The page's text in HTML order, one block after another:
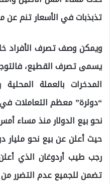
تذبذبات في الأسعار تنم عن
ويمكن وصف تصرف الأفراد
يسمى تصرف القطيع،
المدخرات بالعملة
“دولرة” معظم التعاملات
نحو بيع الدولار منذ مساء
حيث أعلن عن بيع نحو مليار
رجب طيب أردوغان الذي
تضمن للجميع عدم التضرر